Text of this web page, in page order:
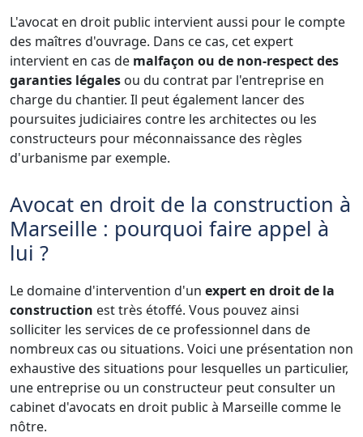
L'avocat en droit public intervient aussi pour le compte
des maîtres d'ouvrage. Dans ce cas, cet expert
intervient en cas de malfaçon ou de non-respect des
garanties légales ou du contrat par l'entreprise en
charge du chantier. Il peut également lancer des
poursuites judiciaires contre les architectes ou les
constructeurs pour méconnaissance des règles
d'urbanisme par exemple.
Avocat en droit de la construction à
Marseille : pourquoi faire appel à
lui ?
Le domaine d'intervention d'un expert en droit de la
construction est très étoffé. Vous pouvez ainsi
solliciter les services de ce professionnel dans de
nombreux cas ou situations. Voici une présentation non
exhaustive des situations pour lesquelles un particulier,
une entreprise ou un constructeur peut consulter un
cabinet d'avocats en droit public à Marseille comme le
nôtre.